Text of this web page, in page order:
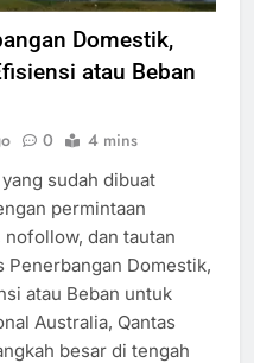
Domestik,
atau Beban
0 4 mins
sudah dibuat
permintaan
dan tautan
Penerbangan Domestik,
atau Beban untuk
Australia, Qantas
besar di tengah